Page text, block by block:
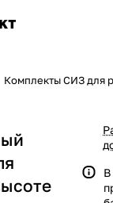
Комплекты СИЗ для
В